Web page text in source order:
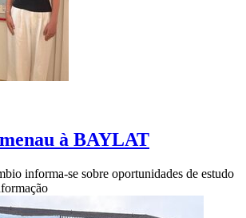
à BAYLAT
informa-se sobre oportunidades de estudo